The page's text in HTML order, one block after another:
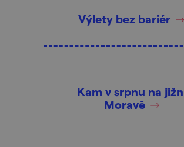
Výlety bez bariér
Kam v srpnu na
Moravě